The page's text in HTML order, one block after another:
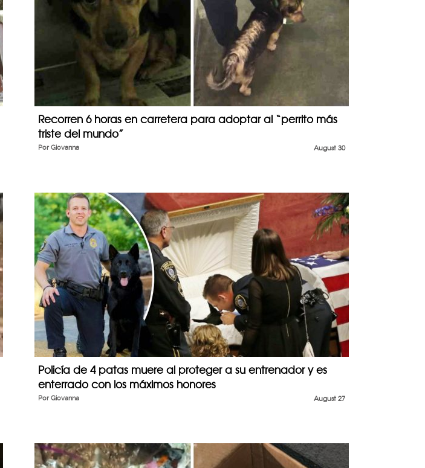
Recorren 6 horas en carretera para adoptar al “perrito más
triste del mundo”
August 30
Por Giovanna
Policía de 4 patas muere al proteger a su entrenador y es
enterrado con los máximos honores
August 27
Por Giovanna